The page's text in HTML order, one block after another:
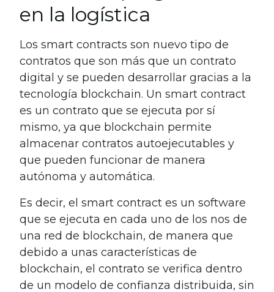
en la logística
Los smart contracts son nuevo tipo de
contratos que son más que un contrato
digital y se pueden desarrollar gracias a la
tecnología blockchain. Un smart contract
es un contrato que se ejecuta por sí
mismo, ya que blockchain permite
almacenar contratos autoejecutables y
que pueden funcionar de manera
autónoma y automática.
Es decir, el smart contract es un software
que se ejecuta en cada uno de los nos de
una red de blockchain, de manera que
debido a unas características de
blockchain, el contrato se verifica dentro
de un modelo de confianza distribuida, sin